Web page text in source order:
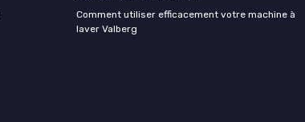
Comment utiliser efficacement votre machine à
laver Valberg